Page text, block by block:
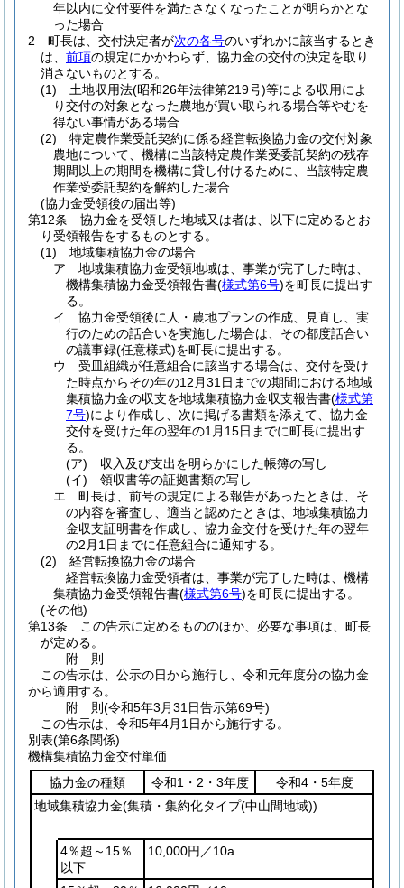
年以内に交付要件を満たさなくなったことが明らかとな
った場合
2
町長は、交付決定者が次の各号のいずれかに該当するとき
は、 前項の規定にかかわらず、協力金の交付の決定を取り
消さないものとする。
(1)
土地収用法(昭和26年法律第219号)等による収用によ
り交付の対象となった農地が買い取られる場合等やむを
得ない事情がある場合
(2)
特定農作業受託契約に係る経営転換協力金の交付対象
農地について、機構に当該特定農作業受委託契約の残存
期間以上の期間を機構に貸し付けるために、当該特定農
作業受委託契約を解約した場合
(協力金受領後の届出等)
第12条
協力金を受領した地域又は者は、以下に定めるとお
り受領報告をするものとする。
(1)
地域集積協力金の場合
ア
地域集積協力金受領地域は、事業が完了した時は、
機構集積協力金受領報告書(様式第6号)を町長に提出す
る。
イ
協力金受領後に人・農地プランの作成、見直し、実
行のための話合いを実施した場合は、その都度話合い
の議事録(任意様式)を町長に提出する。
ウ
受皿組織が任意組合に該当する場合は、交付を受け
た時点からその年の12月31日までの期間における地域
集積協力金の収支を地域集積協力金収支報告書(様式第
7号)により作成し、次に掲げる書類を添えて、協力金
交付を受けた年の翌年の1月15日までに町長に提出す
る。
(ア)
収入及び支出を明らかにした帳簿の写し
(イ)
領収書等の証拠書類の写し
エ
町長は、前号の規定による報告があったときは、そ
の内容を審査し、適当と認めたときは、地域集積協力
金収支証明書を作成し、協力金交付を受けた年の翌年
の2月1日までに任意組合に通知する。
(2)
経営転換協力金の場合
経営転換協力金受領者は、事業が完了した時は、機構
集積協力金受領報告書(様式第6号)を町長に提出する。
(その他)
第13条
この告示に定めるもののほか、必要な事項は、町長
が定める。
附 則
この告示は、公示の日から施行し、令和元年度分の協力金
から適用する。
附 則(令和5年3月31日告示第69号)
この告示は、令和5年4月1日から施行する。
別表(第6条関係)
機構集積協力金交付単価
協力金の種類
令和1・2・3年度
令和4・5年度
地域集積協力金(集積・集約化タイプ(中山間地域))
4％超～15％
以下
10,000円／10a